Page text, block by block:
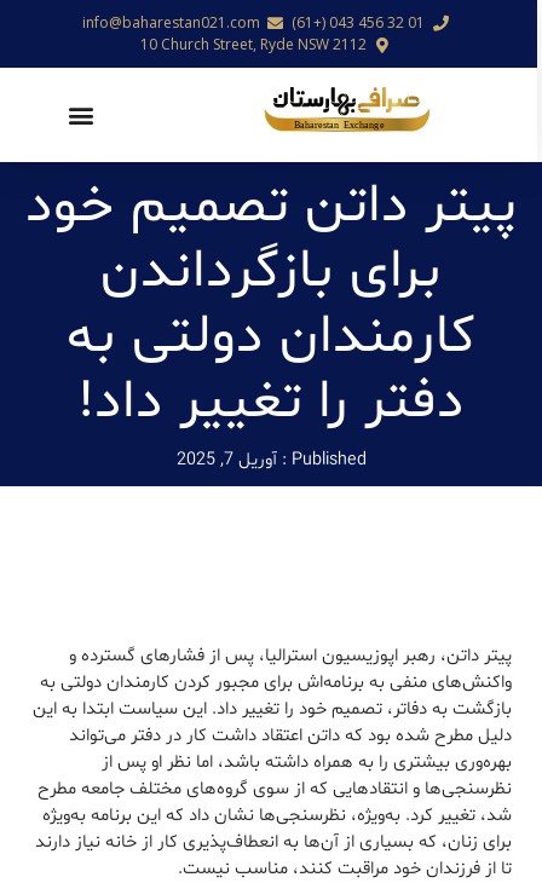
01 32 456 043 (+61)
info@baharestan021.com
10 Church Street, Ryde NSW 2112
پیتر داتن تصمیم خود
برای بازگرداندن
کارمندان دولتی به
دفتر را تغییر داد!
Published : آوریل 7, 2025
پیتر داتن، رهبر اپوزیسیون استرالیا، پس از فشارهای گسترده و
واکنش‌های منفی به برنامه‌اش برای مجبور کردن کارمندان دولتی به
بازگشت به دفاتر، تصمیم خود را تغییر داد. این سیاست ابتدا به این
دلیل مطرح شده بود که داتن اعتقاد داشت کار در دفتر می‌تواند
بهره‌وری بیشتری را به همراه داشته باشد، اما نظر او پس از
نظرسنجی‌ها و انتقادهایی که از سوی گروه‌های مختلف جامعه مطرح
شد، تغییر کرد. به‌ویژه، نظرسنجی‌ها نشان داد که این برنامه به‌ویژه
برای زنان، که بسیاری از آن‌ها به انعطاف‌پذیری کار از خانه نیاز دارند
تا از فرزندان خود مراقبت کنند، مناسب نیست.